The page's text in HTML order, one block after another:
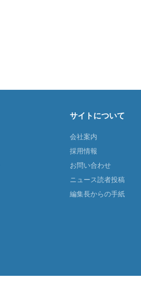
サイトについて
会社案内
採用情報
お問い合わせ
ニュース読者投稿
編集長からの手紙